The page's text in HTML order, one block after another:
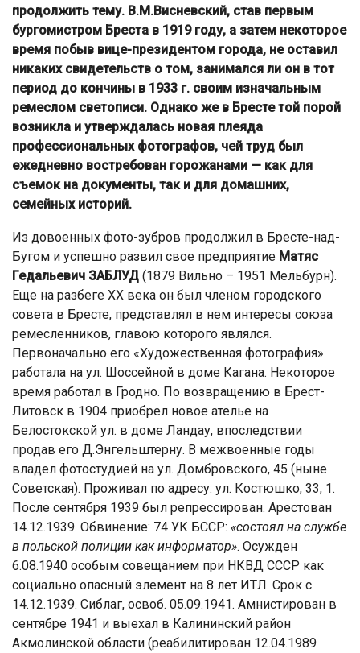
продолжить тему. В.М.Висневский, став первым
бургомистром Бреста в 1919 году, а затем некоторое
время побыв вице-президентом города, не оставил
никаких свидетельств о том, занимался ли он в тот
период до кончины в 1933 г. своим изначальным
ремеслом светописи. Однако же в Бресте той порой
возникла и утверждалась новая плеяда
профессиональных фотографов, чей труд был
ежедневно востребован горожанами — как для
съемок на документы, так и для домашних,
семейных историй.
Из довоенных фото-зубров продолжил в Бресте-над-
Бугом и успешно развил свое предприятие Матяс
Гедальевич ЗАБЛУД (1879 Вильно – 1951 Мельбурн).
Еще на разбеге ХХ века он был членом городского
совета в Бресте, представлял в нем интересы союза
ремесленников, главою которого являлся.
Первоначально его «Художественная фотография»
работала на ул. Шоссейной в доме Кагана. Некоторое
время работал в Гродно. По возвращению в Брест-
Литовск в 1904 приобрел новое ателье на
Белостокской ул. в доме Ландау, впоследствии
продав его Д.Энгельштерну. В межвоенные годы
владел фотостудией на ул. Домбровского, 45 (ныне
Советская). Проживал по адресу: ул. Костюшко, 33, 1.
После сентября 1939 был репрессирован. Арестован
14.12.1939. Обвинение: 74 УК БССР: «состоял на службе
в польской полиции как информатор». Осужден
6.08.1940 особым совещанием при НКВД СССР как
социально опасный элемент на 8 лет ИТЛ. Срок с
14.12.1939. Сиблаг, освоб. 05.09.1941. Амнистирован в
сентябре 1941 и выехал в Калининский район
Акмолинской области (реабилитирован 12.04.1989